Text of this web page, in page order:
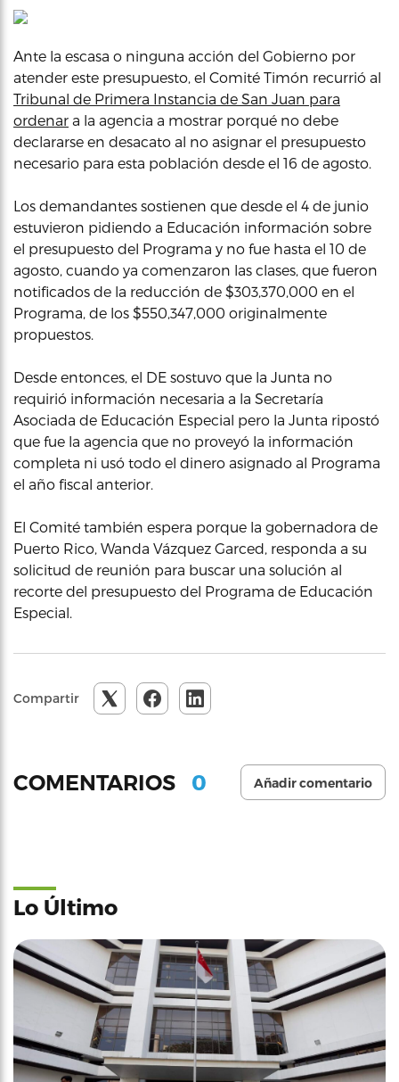
Ante la escasa o ninguna acción del Gobierno por
atender este presupuesto, el Comité Timón recurrió al
Tribunal de Primera Instancia de San Juan para
ordenar a la agencia a mostrar porqué no debe
declararse en desacato al no asignar el presupuesto
necesario para esta población desde el 16 de agosto.
Los demandantes sostienen que desde el 4 de junio
estuvieron pidiendo a Educación información sobre
el presupuesto del Programa y no fue hasta el 10 de
agosto, cuando ya comenzaron las clases, que fueron
notificados de la reducción de $303,370,000 en el
Programa, de los $550,347,000 originalmente
propuestos.
Desde entonces, el DE sostuvo que la Junta no
requirió información necesaria a la Secretaría
Asociada de Educación Especial pero la Junta ripostó
que fue la agencia que no proveyó la información
completa ni usó todo el dinero asignado al Programa
el año fiscal anterior.
El Comité también espera porque la gobernadora de
Puerto Rico, Wanda Vázquez Garced, responda a su
solicitud de reunión para buscar una solución al
recorte del presupuesto del Programa de Educación
Especial.
Compartir
COMENTARIOS 0 Añadir comentario
Lo Último